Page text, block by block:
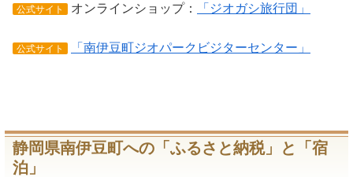
公式サイト オンラインショップ： 「ジオガシ旅行団」
公式サイト 「南伊豆町ジオパークビジターセンター」
静岡県南伊豆町への「ふるさと納税」と「宿
泊」